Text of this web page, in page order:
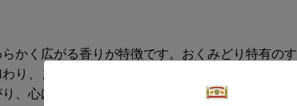
かく広がる香りが特徴です。おくみどり特有のす
り、まろやかな口当たりに。萎凋によって引き出
、心ほどけるような余韻が残ります。